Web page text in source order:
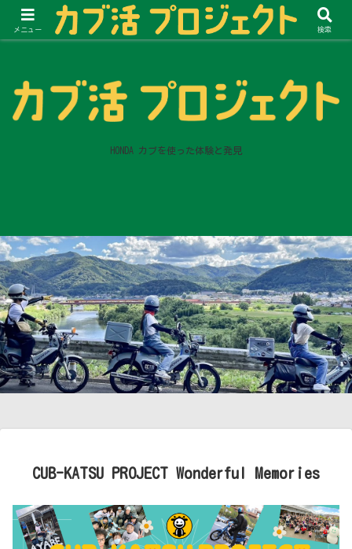
HONDA カブを使った体験と発見
CUB-KATSU PROJECT Wonderful Memories
メニュー 検索